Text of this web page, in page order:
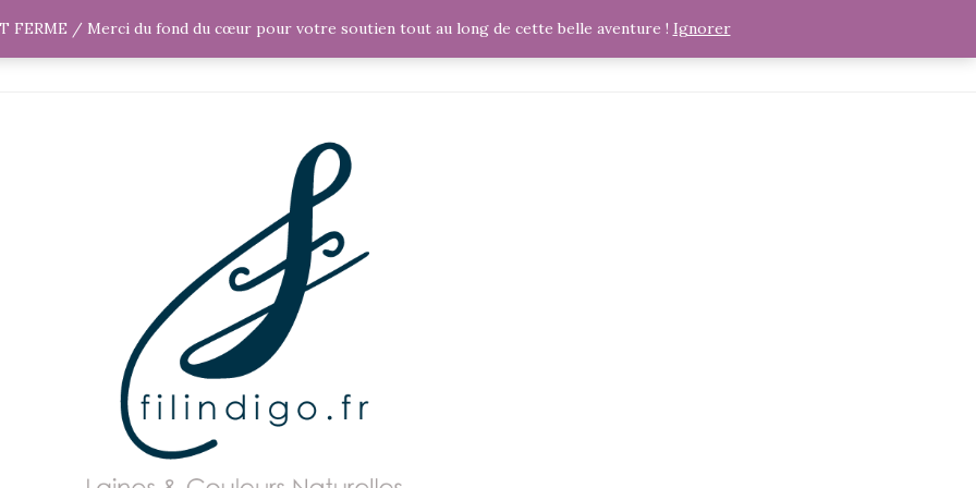
EVÉNEMENTS
FERME / Merci du fond du cœur pour votre soutien tout au long de cette belle aventure ! Ignorer